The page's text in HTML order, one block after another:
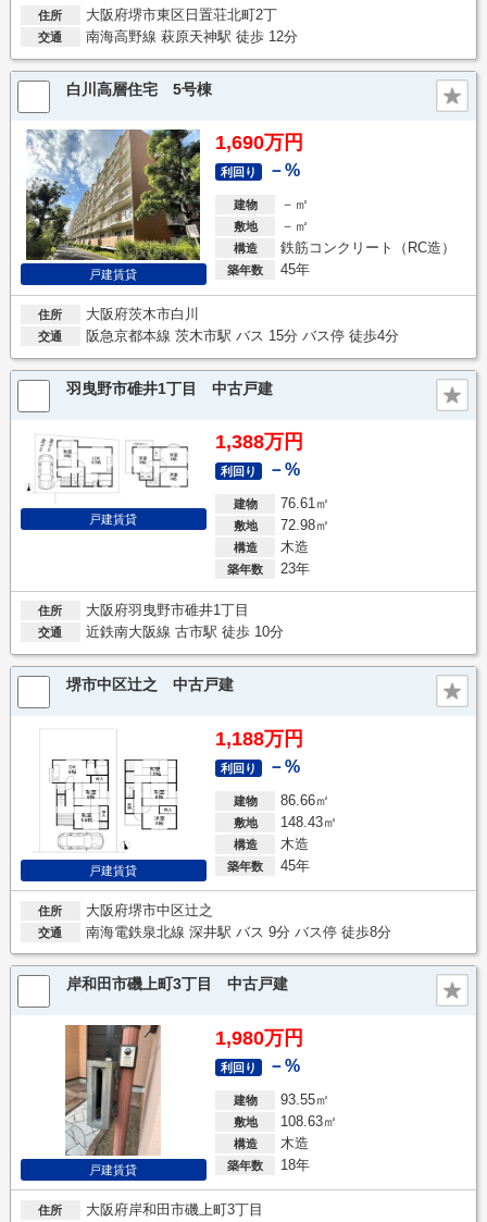
住所 大阪府堺市東区日置荘北町2丁
交通 南海高野線 萩原天神駅 徒歩 12分
白川高層住宅 5号棟
戸建賃貸
1,690万円
利回り －%
建物 －㎡
敷地 －㎡
構造 鉄筋コンクリート（RC造）
築年数 45年
住所 大阪府茨木市白川
交通 阪急京都本線 茨木市駅 バス 15分 バス停 徒歩4分
羽曳野市碓井1丁目 中古戸建
戸建賃貸
1,388万円
利回り －%
建物 76.61㎡
敷地 72.98㎡
構造 木造
築年数 23年
住所 大阪府羽曳野市碓井1丁目
交通 近鉄南大阪線 古市駅 徒歩 10分
堺市中区辻之 中古戸建
戸建賃貸
1,188万円
利回り －%
建物 86.66㎡
敷地 148.43㎡
構造 木造
築年数 45年
住所 大阪府堺市中区辻之
交通 南海電鉄泉北線 深井駅 バス 9分 バス停 徒歩8分
岸和田市磯上町3丁目 中古戸建
戸建賃貸
1,980万円
利回り －%
建物 93.55㎡
敷地 108.63㎡
構造 木造
築年数 18年
住所 大阪府岸和田市磯上町3丁目